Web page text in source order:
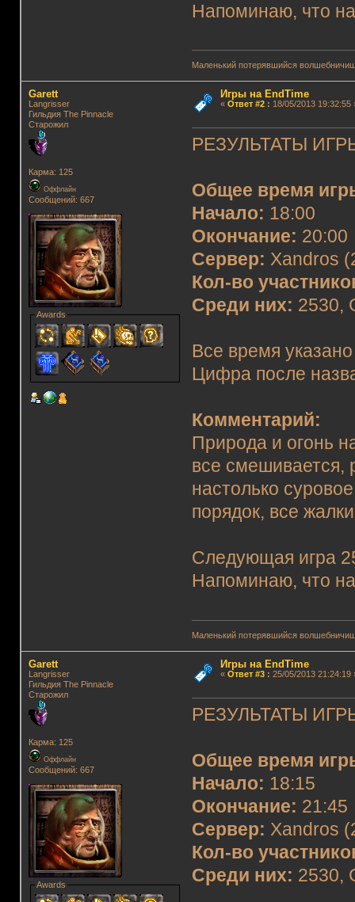
Напоминаю, что
Маленький потерявшийся
Garett
Langrisser
Гильдия The Pinnacle
Старожил
Карма: 125
Оффлайн
Сообщений: 667
Awards
Игры на EndTime
« Ответ #2: 18/05/2013 19:32:55
РЕЗУЛЬТАТЫ
Общее время
Начало: 18:00
Окончание: 20:00
Сервер: Xandros
Кол-во
Среди них: 2530,
Все время
Цифра после
Комментарий:
Природа и огонь
все смешивается,
настолько
порядок, все
Следующая игра
Напоминаю, что
Маленький потерявшийся
Garett
Langrisser
Гильдия The Pinnacle
Старожил
Карма: 125
Оффлайн
Сообщений: 667
Awards
Игры на EndTime
« Ответ #3: 25/05/2013 21:24:19
РЕЗУЛЬТАТЫ
Общее время
Начало: 18:15
Окончание: 21:45
Сервер: Xandros
Кол-во
Среди них: 2530,